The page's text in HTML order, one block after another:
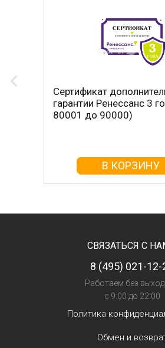
Сертификат
гарантии Ренессанс 3
80001 до 90000)
В КОРЗИНУ
СВЯЗАТЬСЯ С
8 (495) 021-12-
Работаем без
с 9:00 до 22:00
Политика
Обмен и